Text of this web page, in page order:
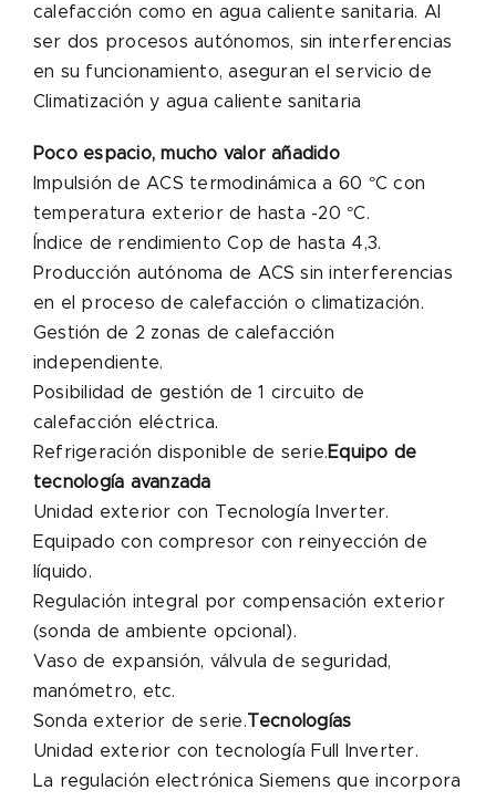
calefacción como en agua caliente sanitaria. Al
ser dos procesos autónomos, sin interferencias
en su funcionamiento, aseguran el servicio de
Climatización y agua caliente sanitaria
Poco espacio, mucho valor añadido
Impulsión de ACS termodinámica a 60 °C con
temperatura exterior de hasta -20 °C.
Índice de rendimiento Cop de hasta 4,3.
Producción autónoma de ACS sin interferencias
en el proceso de calefacción o climatización.
Gestión de 2 zonas de calefacción
independiente.
Posibilidad de gestión de 1 circuito de
calefacción eléctrica.
Refrigeración disponible de serie.Equipo de
tecnología avanzada
Unidad exterior con Tecnología Inverter.
Equipado con compresor con reinyección de
líquido.
Regulación integral por compensación exterior
(sonda de ambiente opcional).
Vaso de expansión, válvula de seguridad,
manómetro, etc.
Sonda exterior de serie.Tecnologías
Unidad exterior con tecnología Full Inverter.
La regulación electrónica Siemens que incorpora